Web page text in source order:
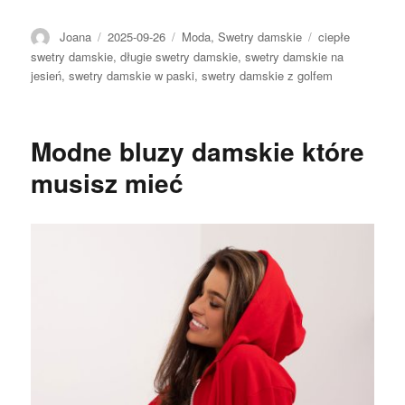
Autor
Joana Opublikowano
2025-09-26 Kategorie
Moda,Swetry damskie Tagi
ciepłe
swetry damskie,długie swetry damskie,swetry damskie na
jesień,swetry damskie w paski,swetry damskie z golfem
Modne bluzy damskie które
musisz mieć